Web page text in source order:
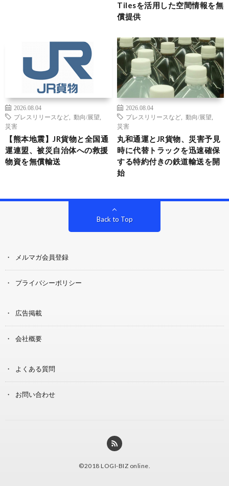
Tilesを活用した空間情報を無
償提供
2026.08.04
プレスリリースなど
動向/展望
災害
【熊本地震】JR貨物と全国通
運連盟、被災自治体への救援
物資を無償輸送
2026.08.04
プレスリリースなど
動向/展望
災害
丸和通運とJR貨物、災害予見
時に代替トラックを迅速確保
する特約付きの鉄道輸送を開
始
Back to Top
メルマガ会員登録
プライバシーポリシー
広告掲載
会社概要
よくある質問
お問い合わせ
©2018 LOGI-BIZ online